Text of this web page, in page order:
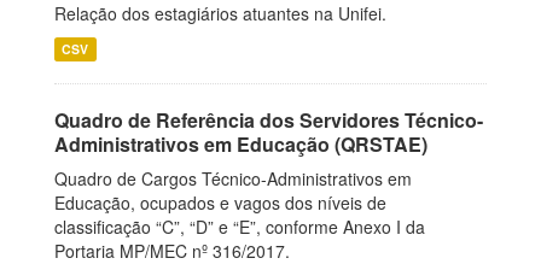
Relação dos estagiários atuantes na Unifei.
CSV
Quadro de Referência dos Servidores Técnico-
Administrativos em Educação (QRSTAE)
Quadro de Cargos Técnico-Administrativos em
Educação, ocupados e vagos dos níveis de
classificação “C”, “D” e “E”, conforme Anexo I da
Portaria MP/MEC nº 316/2017.